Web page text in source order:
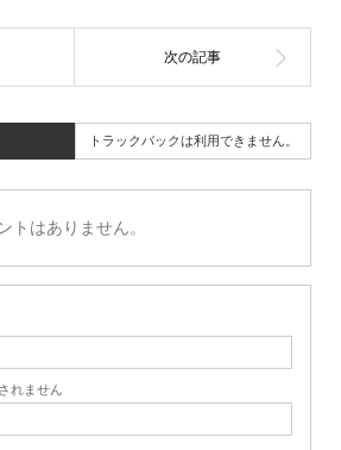
トラックバックは利用できません。
トはありません。
れません